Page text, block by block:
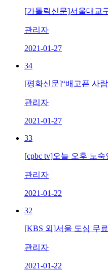
[가톨릭신문]서울대교
관리자
2021-01-27
34
[평화신문]“배고픈 사
관리자
2021-01-27
33
[cpbc tv]오늘 오후 노
관리자
2021-01-22
32
[KBS 외]서울 도심 무
관리자
2021-01-22